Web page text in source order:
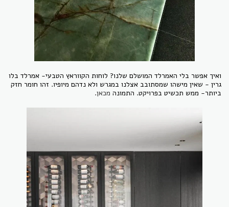
ואיך אפשר בלי האמרלד המושלם שלנו? לוחות הקווראץ הטבעי- אמרלד בלו
גרין - שאין מישהו שמסתובב אצלנו במגרש ולא נדהם מיופיו. זהו חומר חזק
ביותר- ממש תכשיט בפרויקט. התמונה מכאן.